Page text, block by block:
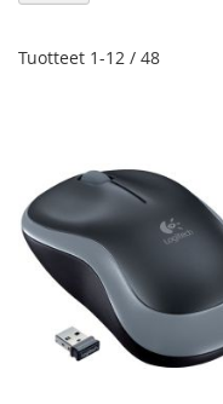
Tuotteet 1-12 / 48